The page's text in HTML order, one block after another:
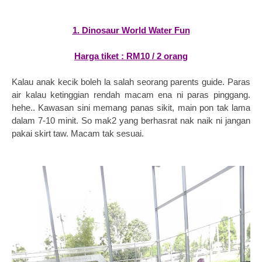
1. Dinosaur World Water Fun
Harga tiket : RM10 / 2 orang
Kalau anak kecik boleh la salah seorang parents guide. Paras
air kalau ketinggian rendah macam ena ni paras pinggang.
hehe.. Kawasan sini memang panas sikit, main pon tak lama
dalam 7-10 minit. So mak2 yang berhasrat nak naik ni jangan
pakai skirt taw. Macam tak sesuai.